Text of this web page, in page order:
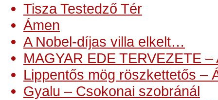
Tisza Testedző Tér
Ámen
A Nobel-díjas villa elkelt…
MAGYAR EDE TERVEZETE
Lippentős mög röszkettetős –
Gyalu – Csokonai szobránál